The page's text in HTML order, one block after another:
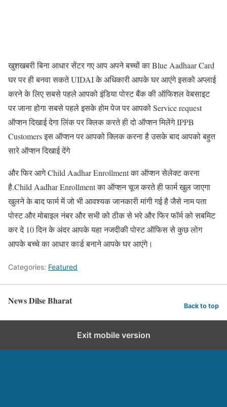
खुशखबरी बिना आधार सेंटर गए आप अपने बच्चों का Blue Aadhaar Card
घर पर ही बनवा सकते UIDAI के अधिकारी आपके घर आएंगे इसको अप्लाई
करने के लिए सबसे पहले आपको इंडिया पोस्ट बैंक की ऑफिशल वेबसाइट
पर जाना होगा सबसे पहले इसके होम पेज पर आपको Service request
ऑप्शन दिखाई देगा लिंक पर क्लिक करते ही दो ऑप्शन मिलेंगे IPPB
Customers इस ऑप्शन पर आपको क्लिक करना है उसके बाद आपको बहुत
सारे ऑप्शन दिखाई देंगे
और फिर आगे Child Aadhar Enrollment का ऑप्शन सेलेक्ट करना
है.Child Aadhar Enrollment का ऑप्शन चूज करते ही फार्म खुल जाएगा
खुलने के बाद फार्म में जो भी आवश्यक जानकारी मांगी गई है जैसे नाम पता
पोस्ट और मोबाइल नंबर और सभी को ठीक से भरे और फिर फॉर्म को सबमिट
कर दे 10 दिन के अंदर आपके यहा नजदीकी पोस्ट ऑफिस से कुछ लोग
आपके बच्चे का आधार कार्ड बनाने आपके घर आएंगे।
Categories: Featured
News Dilse Bharat Back to top
Exit mobile version